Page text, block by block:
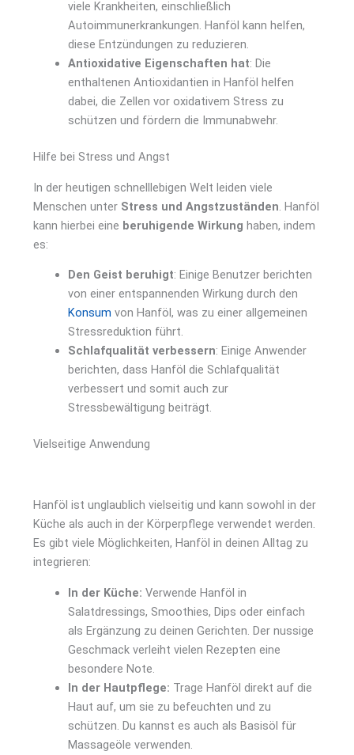
viele Krankheiten, einschließlich
Autoimmunerkrankungen. Hanföl kann helfen,
diese Entzündungen zu reduzieren.
Antioxidative Eigenschaften hat: Die
enthaltenen Antioxidantien in Hanföl helfen
dabei, die Zellen vor oxidativem Stress zu
schützen und fördern die Immunabwehr.
Hilfe bei Stress und Angst
In der heutigen schnelllebigen Welt leiden viele
Menschen unter Stress und Angstzuständen . Hanföl
kann hierbei eine beruhigende Wirkung haben, indem
es:
Den Geist beruhigt: Einige Benutzer berichten
von einer entspannenden Wirkung durch den
Konsum von Hanföl, was zu einer allgemeinen
Stressreduktion führt.
Schlafqualität verbessern: Einige Anwender
berichten, dass Hanföl die Schlafqualität
verbessert und somit auch zur
Stressbewältigung beiträgt.
Vielseitige Anwendung
Hanföl ist unglaublich vielseitig und kann sowohl in der
Küche als auch in der Körperpflege verwendet werden.
Es gibt viele Möglichkeiten, Hanföl in deinen Alltag zu
integrieren:
In der Küche: Verwende Hanföl in
Salatdressings, Smoothies, Dips oder einfach
als Ergänzung zu deinen Gerichten. Der nussige
Geschmack verleiht vielen Rezepten eine
besondere Note.
In der Hautpflege: Trage Hanföl direkt auf die
Haut auf, um sie zu befeuchten und zu
schützen. Du kannst es auch als Basisöl für
Massageöle verwenden.